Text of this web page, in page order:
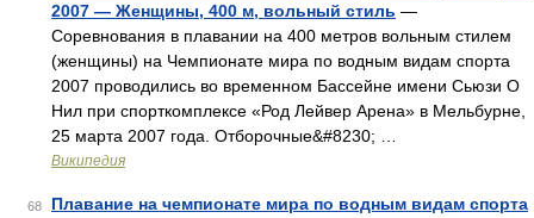
2007 — Женщины, 400 м, вольный стиль —
Соревнования в плавании на 400 метров вольным стилем
(женщины) на Чемпионате мира по водным видам спорта
2007 проводились во временном Бассейне имени Сьюзи О
Нил при спорткомплексе «Род Лейвер Арена» в Мельбурне,
25 марта 2007 года. Отборочные&#8230; …
Википедия
68
Плавание на чемпионате мира по водным видам спорта